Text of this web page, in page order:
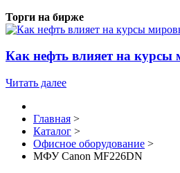
Торги на бирже
Как нефть влияет на
Читать далее
Главная >
Каталог >
Офисное оборудование >
МФУ Canon MF226DN